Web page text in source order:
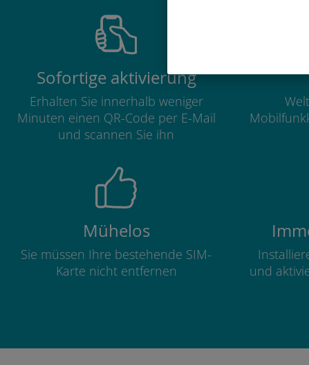
Sofortige aktivierung
Erhalten Sie innerhalb weniger
Minuten einen QR-Code per E-Mail
und scannen Sie ihn
Mühelos
Sie müssen Ihre bestehende SIM-
Karte nicht entfernen
und